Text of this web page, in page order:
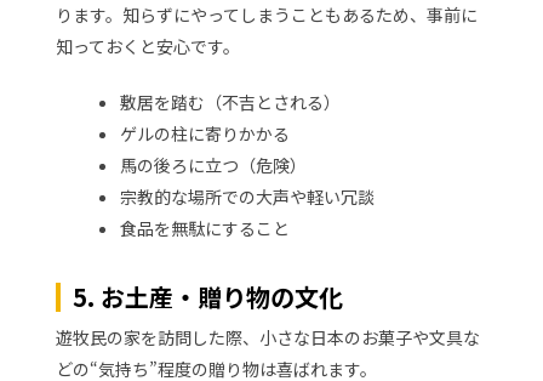
ります。知らずにやってしまうこともあるため、事前に
知っておくと安心です。
敷居を踏む（不吉とされる）
ゲルの柱に寄りかかる
馬の後ろに立つ（危険）
宗教的な場所での大声や軽い冗談
食品を無駄にすること
5. お土産・贈り物の文化
遊牧民の家を訪問した際、小さな日本のお菓子や文具な
どの“気持ち”程度の贈り物は喜ばれます。